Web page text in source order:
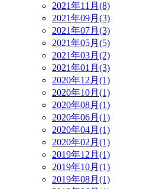
2021年11月(8)
2021年09月(3)
2021年07月(3)
2021年05月(5)
2021年03月(2)
2021年01月(3)
2020年12月(1)
2020年10月(1)
2020年08月(1)
2020年06月(1)
2020年04月(1)
2020年02月(1)
2019年12月(1)
2019年10月(1)
2019年08月(1)